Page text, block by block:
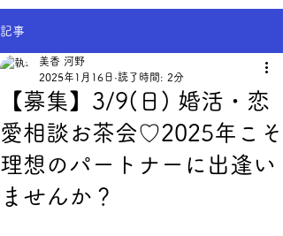
記事
【募集】3/9(日) 婚活・恋
愛相談お茶会♡2025年こそ
理想のパートナーに出逢い
ませんか？
美香 河野
2025年1月16日 読了時間: 2分